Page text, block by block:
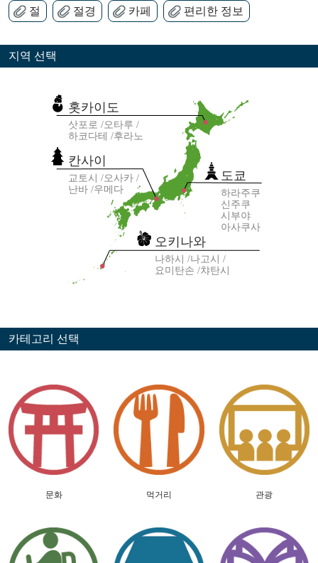
절 절경 카페 편리한 정보
지역 선택
도쿄
하라주쿠
신주쿠
시부야
아사쿠사
칸사이
교토시
오사카
난바 우메다
오키나와
나하시
나고시
요미탄손
챠탄시
홋카이도
삿포로
오타루
하코다테
후라노
카테고리 선택
문화 먹거리 관광